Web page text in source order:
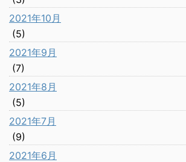
2021年10月
(5)
2021年9月
(7)
2021年8月
(5)
2021年7月
(9)
2021年6月